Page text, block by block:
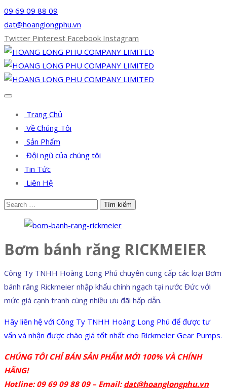
09 69 09 88 09
dat@hoanglongphu.vn
Twitter Pinterest Facebook Instagram
Trang Chủ
Về Chúng Tôi
Sản Phẩm
Đội ngũ của chúng tôi
Tin Tức
Liên Hệ
Bơm bánh răng RICKMEIER
Công Ty TNHH Hoàng Long Phú chuyên cung cấp các loại Bơm
bánh răng Rickmeier nhập khẩu chính ngạch tại nước Đức với
mức giá cạnh tranh cùng nhiều ưu đãi hấp dẫn.
Hãy liên hệ với Công Ty TNHH Hoàng Long Phú để được tư
vấn và nhận được chào giá tốt nhất cho Rickmeier Gear Pumps.
CHÚNG TÔI CHỈ BÁN SẢN PHẨM MỚI 100% VÀ CHÍNH
HÃNG!
Hotline: 09 69 09 88 09 – Email:dat@hoanglongphu.vn